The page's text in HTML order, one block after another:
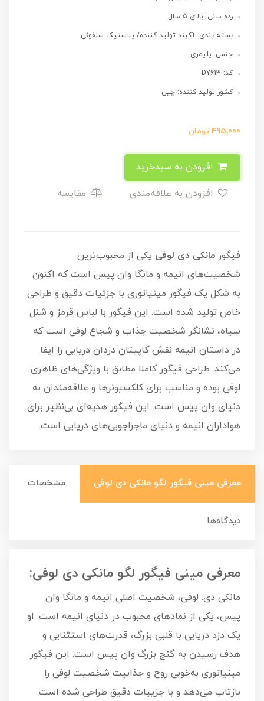
رده سنی: بالای 5 سال
بسته بندی: آکبند تولید کننده/ پلاستیک سلفونی
جنس: پلیمری
کد: DY613
کشور تولید کننده: چین
495,000 تومان
مقایسه
فیگور مانکی دی لوفی یکی از محبوب‌ترین
شخصیت‌های انیمه و مانگا وان پیس است که اکنون
به شکل یک فیگور مینیاتوری با جزئیات دقیق و طراحی
خاص تولید شده است. این فیگور با لباس قرمز و شنل
سیاه، نشانگر شخصیت جذاب و شجاع لوفی است که
در داستان انیمه نقش کاپیتان دزدان دریایی را ایفا
می‌کند. طراحی فیگور کاملا مطابق با ویژگی‌های ظاهری
لوفی بوده و مناسب برای کلکسیونرها و علاقه‌مندان به
دنیای وان پیس است. این فیگور هدیه‌ای بی‌نظیر برای
هواداران انیمه و دنیای ماجراجویی‌های دریایی است.
معرفی مینی فیگور لگو مانکی دی لوفی مشخصات
دیدگاه‌ها
معرفی مینی فیگور لگو مانکی دی لوفی:
مانکی دی. لوفی، شخصیت اصلی انیمه و مانگا وان
پیس، یکی از نمادهای محبوب در دنیای انیمه است. او
یک دزد دریایی با قلبی بزرگ، قدرت‌های استثنایی و
هدف رسیدن به گنج بزرگ وان پیس است. این فیگور
مینیاتوری به‌خوبی روح و جذابیت شخصیت لوفی را
بازتاب می‌دهد و با جزییات دقیق طراحی شده است.